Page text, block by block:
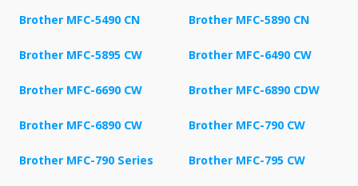
Brother MFC-5490 CN Brother MFC-5890 CN
Brother MFC-5895 CW Brother MFC-6490 CW
Brother MFC-6690 CW Brother MFC-6890 CDW
Brother MFC-6890 CW Brother MFC-790 CW
Brother MFC-790 Series Brother MFC-795 CW